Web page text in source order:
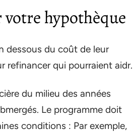
votre hypothèque
dessous du coût de leur
refinancer qui pourraient aidr.
du milieu des années
Le programme doit
conditions : Par exemple,